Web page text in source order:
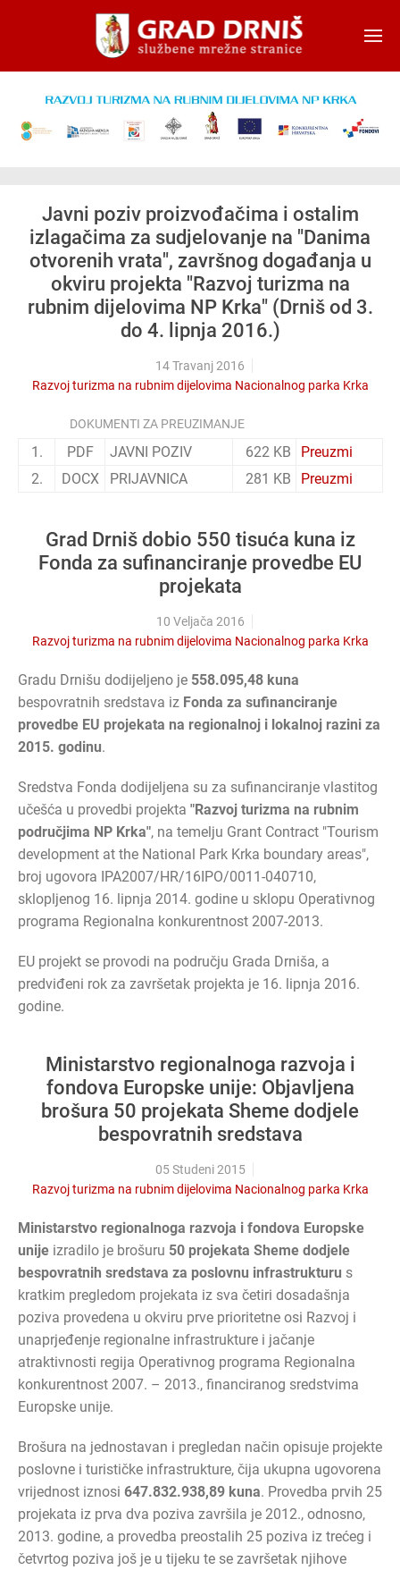
Skip to main content
Javni poziv proizvođačima i ostalim
izlagačima za sudjelovanje na "Danima
otvorenih vrata", završnog događanja u
okviru projekta "Razvoj turizma na
rubnim dijelovima NP Krka" (Drniš od 3.
do 4. lipnja 2016.)
14 Travanj 2016
Razvoj turizma na rubnim dijelovima Nacionalnog parka Krka
DOKUMENTI ZA PREUZIMANJE
1. PDF JAVNI POZIV 622 KB
Preuzmi
2.
DOCX PRIJAVNICA 281 KB Preuzmi
Grad Drniš dobio 550 tisuća kuna iz
Fonda za sufinanciranje provedbe EU
projekata
10 Veljača 2016
Razvoj turizma na rubnim dijelovima Nacionalnog parka Krka
Gradu Drnišu dodijeljeno je 558.095,48 kuna
bespovratnih sredstava iz Fonda za sufinanciranje
provedbe EU projekata na regionalnoj i lokalnoj razini za
2015. godinu.
Sredstva Fonda dodijeljena su za sufinanciranje vlastitog
učešća u provedbi projekta "Razvoj turizma na rubnim
područjima NP Krka", na temelju Grant Contract "Tourism
development at the National Park Krka boundary areas",
broj ugovora IPA2007/HR/16IPO/0011-040710,
sklopljenog 16. lipnja 2014. godine u sklopu Operativnog
programa Regionalna konkurentnost 2007-2013.
EU projekt se provodi na području Grada Drniša, a
predviđeni rok za završetak projekta je 16. lipnja 2016.
godine.
Ministarstvo regionalnoga razvoja i
fondova Europske unije: Objavljena
brošura 50 projekata Sheme dodjele
bespovratnih sredstava
05 Studeni 2015
Razvoj turizma na rubnim dijelovima Nacionalnog parka Krka
Ministarstvo regionalnoga razvoja i fondova Europske
unije izradilo je brošuru 50 projekata Sheme dodjele
bespovratnih sredstava za poslovnu infrastrukturu s
kratkim pregledom projekata iz sva četiri dosadašnja
poziva provedena u okviru prve prioritetne osi Razvoj i
unaprjeđenje regionalne infrastrukture i jačanje
atraktivnosti regija Operativnog programa Regionalna
konkurentnost 2007. – 2013., financiranog sredstvima
Europske unije.
Brošura na jednostavan i pregledan način opisuje projekte
poslovne i turističke infrastrukture, čija ukupna ugovorena
vrijednost iznosi 647.832.938,89 kuna. Provedba prvih 25
projekata iz prva dva poziva završila je 2012., odnosno,
2013. godine, a provedba preostalih 25 poziva iz trećeg i
četvrtog poziva još je u tijeku te se završetak njihove